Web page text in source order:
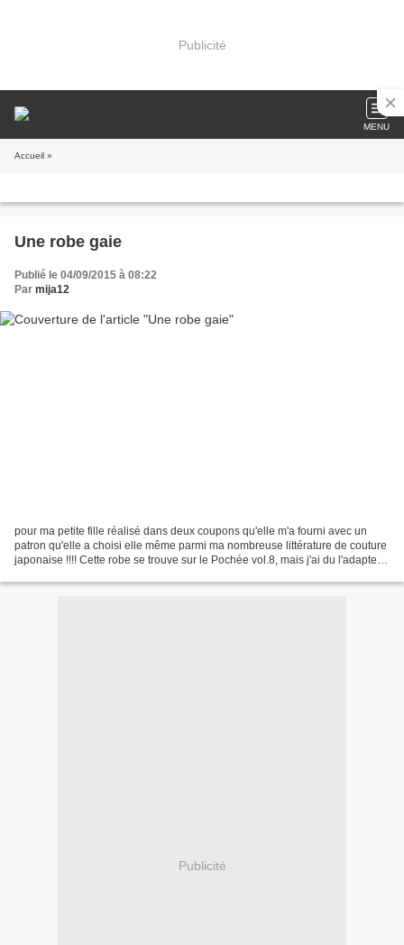
Publicité
MENU
Accueil »
Une robe gaie
Publié le 04/09/2015 à 08:22
Par mija12
pour ma petite fille réalisé dans deux coupons qu'elle m'a fourni avec un
patron qu'elle a choisi elle même parmi ma nombreuse littérature de couture
japonaise !!!! Cette robe se trouve sur le Pochée vol.8, mais j'ai du l'adapter
Publicité